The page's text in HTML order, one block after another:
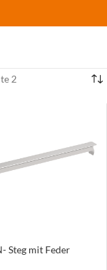
2
Steg mit Feder